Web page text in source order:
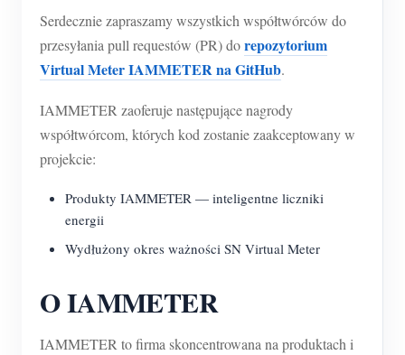
Serdecznie zapraszamy wszystkich współtwórców do
przesyłania pull requestów (PR) dorepozytorium
Virtual Meter IAMMETER na GitHub.
IAMMETER zaoferuje następujące nagrody
współtwórcom, których kod zostanie zaakceptowany w
projekcie:
Produkty IAMMETER — inteligentne liczniki
energii
Wydłużony okres ważności SN Virtual Meter
O IAMMETER
IAMMETER to firma skoncentrowana na produktach i